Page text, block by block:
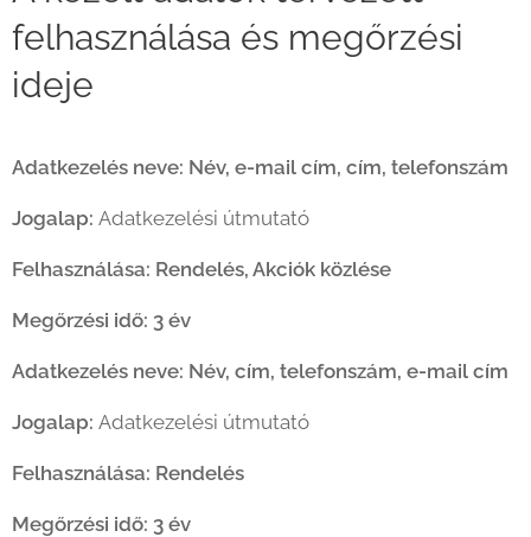
felhasználása és megőrzési
ideje
Adatkezelés neve: Név, e-mail cím, cím, telefonszám
Jogalap: Adatkezelési útmutató
Felhasználása: Rendelés, Akciók közlése
Megőrzési idő: 3 év
Adatkezelés neve: Név, cím, telefonszám, e-mail cím
Jogalap: Adatkezelési útmutató
Felhasználása: Rendelés
Megőrzési idő: 3 év